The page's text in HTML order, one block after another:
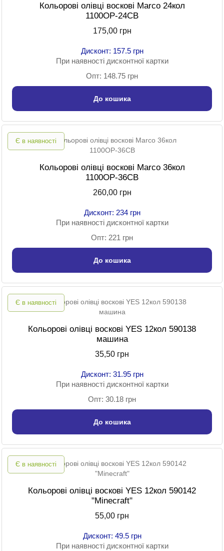
Кольорові олівці воскові Marco 24кол
1100ОР-24СВ
175,00 грн
Дисконт: 157.5 грн
При наявності дисконтної картки
Опт: 148.75 грн
До кошика
Є в наявності
Кольорові олівці воскові Marco 36кол
1100ОР-36СВ
260,00 грн
Дисконт: 234 грн
При наявності дисконтної картки
Опт: 221 грн
До кошика
Є в наявності
Кольорові олівці воскові YES 12кол 590138
машина
35,50 грн
Дисконт: 31.95 грн
При наявності дисконтної картки
Опт: 30.18 грн
До кошика
Є в наявності
Кольорові олівці воскові YES 12кол 590142
"Minecraft"
55,00 грн
Дисконт: 49.5 грн
При наявності дисконтної картки